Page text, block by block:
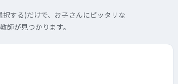
する)だけで、お子さんにピッタリな
師が見つかります。